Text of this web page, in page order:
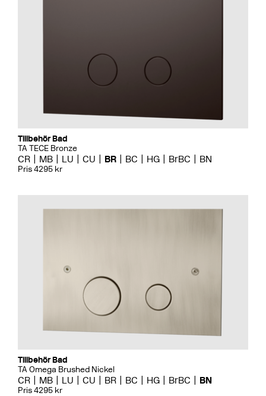
Tillbehör Bad
TA TECE Bronze
CR MB LU CU BR BC HG BrBC BN
Pris 4295 kr
Tillbehör Bad
TA Omega Brushed Nickel
CR MB LU CU BR BC HG BrBC BN
Pris 4295 kr